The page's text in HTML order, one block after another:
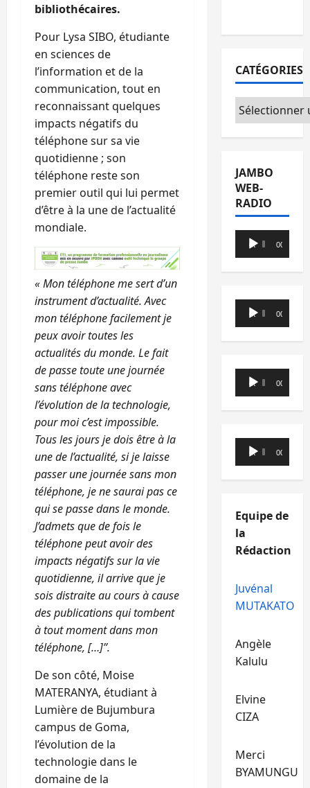
bibliothécaires.
Pour Lysa SIBO, étudiante
en sciences de
l’information et de la
communication, tout en
reconnaissant quelques
impacts négatifs du
téléphone sur sa vie
quotidienne ; son
téléphone reste son
premier outil qui lui permet
d’être à la une de l’actualité
mondiale.
« Mon téléphone me sert d’un
instrument d’actualité. Avec
mon téléphone facilement je
peux avoir toutes les
actualités du monde. Le fait
de passe toute une journée
sans téléphone avec
l’évolution de la technologie,
pour moi c’est impossible.
Tous les jours je dois être à la
une de l’actualité, si je laisse
passer une journée sans mon
téléphone, je ne saurai pas ce
qui se passe dans le monde.
J’admets que de fois le
téléphone peut avoir des
impacts négatifs sur la vie
quotidienne, il arrive que je
sois distraite au cours à cause
des publications qui tombent
à tout moment dans mon
téléphone, […]’’.
De son côté, Moise
MATERANYA, étudiant à
Lumière de Bujumbura
campus de Goma,
l’évolution de la
technologie dans le
domaine de la
CATÉGORIES
Catégories
JAMBO
WEB-
RADIO
Lecteur
audio
00:00 00:00
Lecteur
audio
00:00 00:00
Lecteur
audio
00:00 00:00
Lecteur
audio
00:00 00:00
Equipe de
la
Rédaction
Juvénal
MUTAKATO
Angèle
Kalulu
Elvine
CIZA
Merci
BYAMUNGU